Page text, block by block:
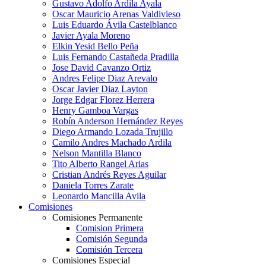
Gustavo Adolfo Ardila Ayala
Oscar Mauricio Arenas Valdivieso
Luis Eduardo Ávila Castelblanco
Javier Ayala Moreno
Elkin Yesid Bello Peña
Luis Fernando Castañeda Pradilla
Jose David Cavanzo Ortiz
Andres Felipe Diaz Arevalo
Oscar Javier Diaz Layton
Jorge Edgar Florez Herrera
Henry Gamboa Vargas
Robín Anderson Hernández Reyes
Diego Armando Lozada Trujillo
Camilo Andres Machado Ardila
Nelson Mantilla Blanco
Tito Alberto Rangel Arias
Cristian Andrés Reyes Aguilar
Daniela Torres Zarate
Leonardo Mancilla Avila
Comisiones
Comisiones Permanente
Comision Primera
Comisión Segunda
Comisión Tercera
Comisiones Especial